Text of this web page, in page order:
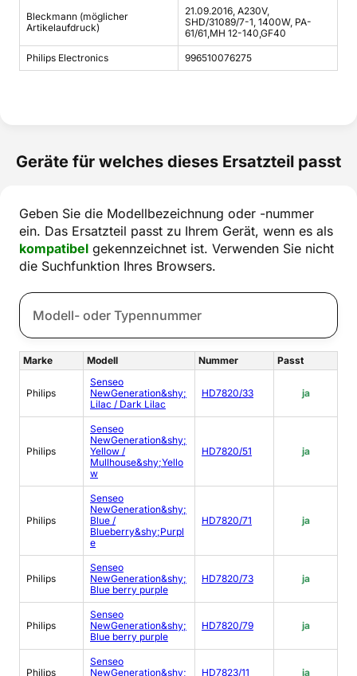
Bleckmann (möglicher
Artikelaufdruck)
21.09.2016, A230V,
SHD/31089/7-1, 1400W, PA-
61/61,MH 12-140,GF40
Philips Electronics 996510076275
Geräte für welches dieses Ersatzteil passt
Geben Sie die Modellbezeichnung oder -nummer
ein. Das Ersatzteil passt zu Ihrem Gerät, wenn es als
kompatibel gekennzeichnet ist. Verwenden Sie nicht
die Suchfunktion Ihres Browsers.
Marke Modell Nummer Passt
Philips
Senseo
NewGeneration&shy;
Lilac / Dark Lilac
HD7820/33 ja
Philips
Senseo
NewGeneration&shy;
Yellow /
Mullhouse&shy;Yello
w
HD7820/51 ja
Philips
Senseo
NewGeneration&shy;
Blue /
Blueberry&shy;Purpl
e
HD7820/71 ja
Philips
Senseo
NewGeneration&shy;
Blue berry purple
HD7820/73 ja
Philips
Senseo
NewGeneration&shy;
Blue berry purple
HD7820/79 ja
Philips
Senseo
NewGeneration&shy;
HD7823/11 ja